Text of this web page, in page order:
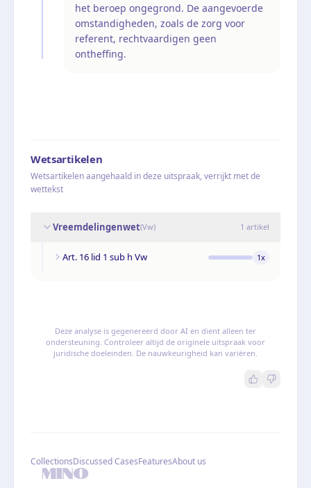
het beroep ongegrond. De aangevoerde
omstandigheden, zoals de zorg voor
referent, rechtvaardigen geen
ontheffing.
Wetsartikelen
Wetsartikelen aangehaald in deze uitspraak, verrijkt met de
wettekst
Vreemdelingenwet(Vw) 1 artikel
Art. 16 lid 1 sub h Vw 1x
Deze analyse is gegenereerd door AI en dient alleen ter
ondersteuning. Controleer altijd de originele uitspraak voor
juridische doeleinden. De nauwkeurigheid kan variëren.
CollectionsDiscussed CasesFeaturesAbout us